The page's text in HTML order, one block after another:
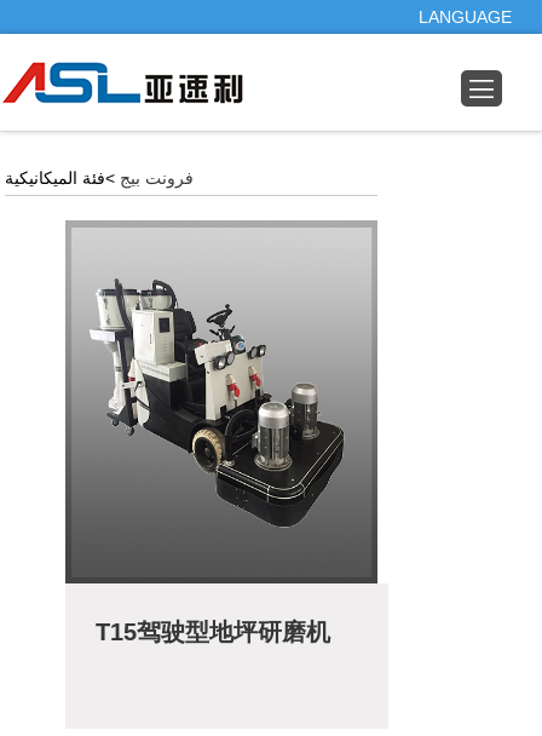
LANGUAGE
فرونت بيج >فئة الميكانيكية
T15驾驶型地坪研磨机